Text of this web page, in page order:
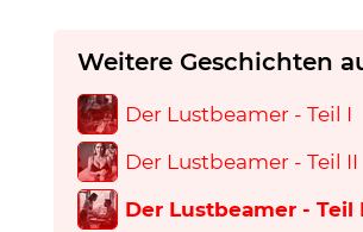
Weitere Geschichten
Der Lustbeamer - Teil I
Der Lustbeamer - Teil II
Der Lustbeamer - Teil